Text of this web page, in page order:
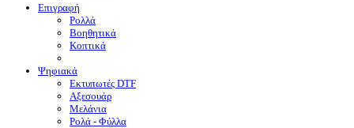
Επιγραφή
Ρολλά
Βοηθητικά
Κοπτικά
Ψηφιακά
Eκτυπωτές DTF
Αξεσουάρ
Μελάνια
Ρολά - Φύλλα